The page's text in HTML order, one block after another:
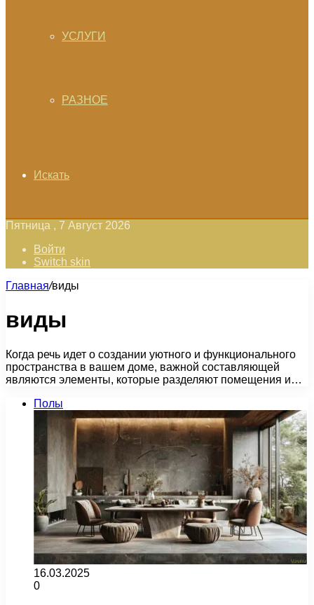
УСЛУГИ
РАЗНОЕ
Искать
Пятница , 7 Август 2026
Войти
Switch skin
Главная/виды
виды
Когда речь идет о создании уютного и функционального
пространства в вашем доме, важной составляющей
являются элементы, которые разделяют помещения и…
Полы
16.03.2025
0